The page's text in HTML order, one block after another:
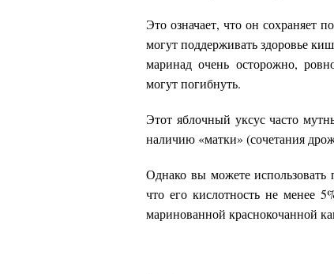
Это означает, что он сохраняет
могут поддерживать здоровье
маринад очень осторожно,
могут погибнуть.
Этот яблочный уксус часто
наличию «матки» (сочетания
Однако вы можете использовать
что его кислотность не менее
маринованной краснокочанной